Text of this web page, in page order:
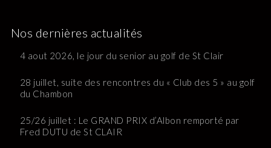
Nos dernières actualités
4 aout 2026, le jour du senior au golf de St Clair
28 juillet, suite des rencontres du « Club des 5 » au golf
du Chambon
25/26 juillet : Le GRAND PRIX d’Albon remporté par
Fred DUTU de St CLAIR